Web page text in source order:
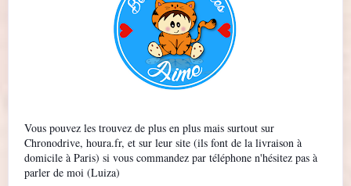
Vous pouvez les trouvez de plus en plus mais surtout sur
Chronodrive, houra.fr, et sur leur site (ils font de la livraison à
domicile à Paris) si vous commandez par téléphone n'hésitez pas à
parler de moi (Luiza)